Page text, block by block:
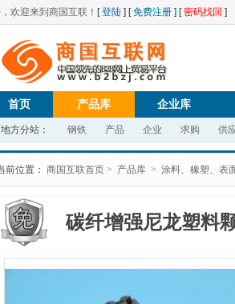
欢迎来到商国互联！ [登陆 ] [免费注册 ] [密码找回 ]
首页 产品库 企业库
方分站： 钢铁 产品 企业 求购 供
前位置： 商国互联首页 > 产品库 > 涂料、橡塑、表
碳纤增强尼龙塑料
叶